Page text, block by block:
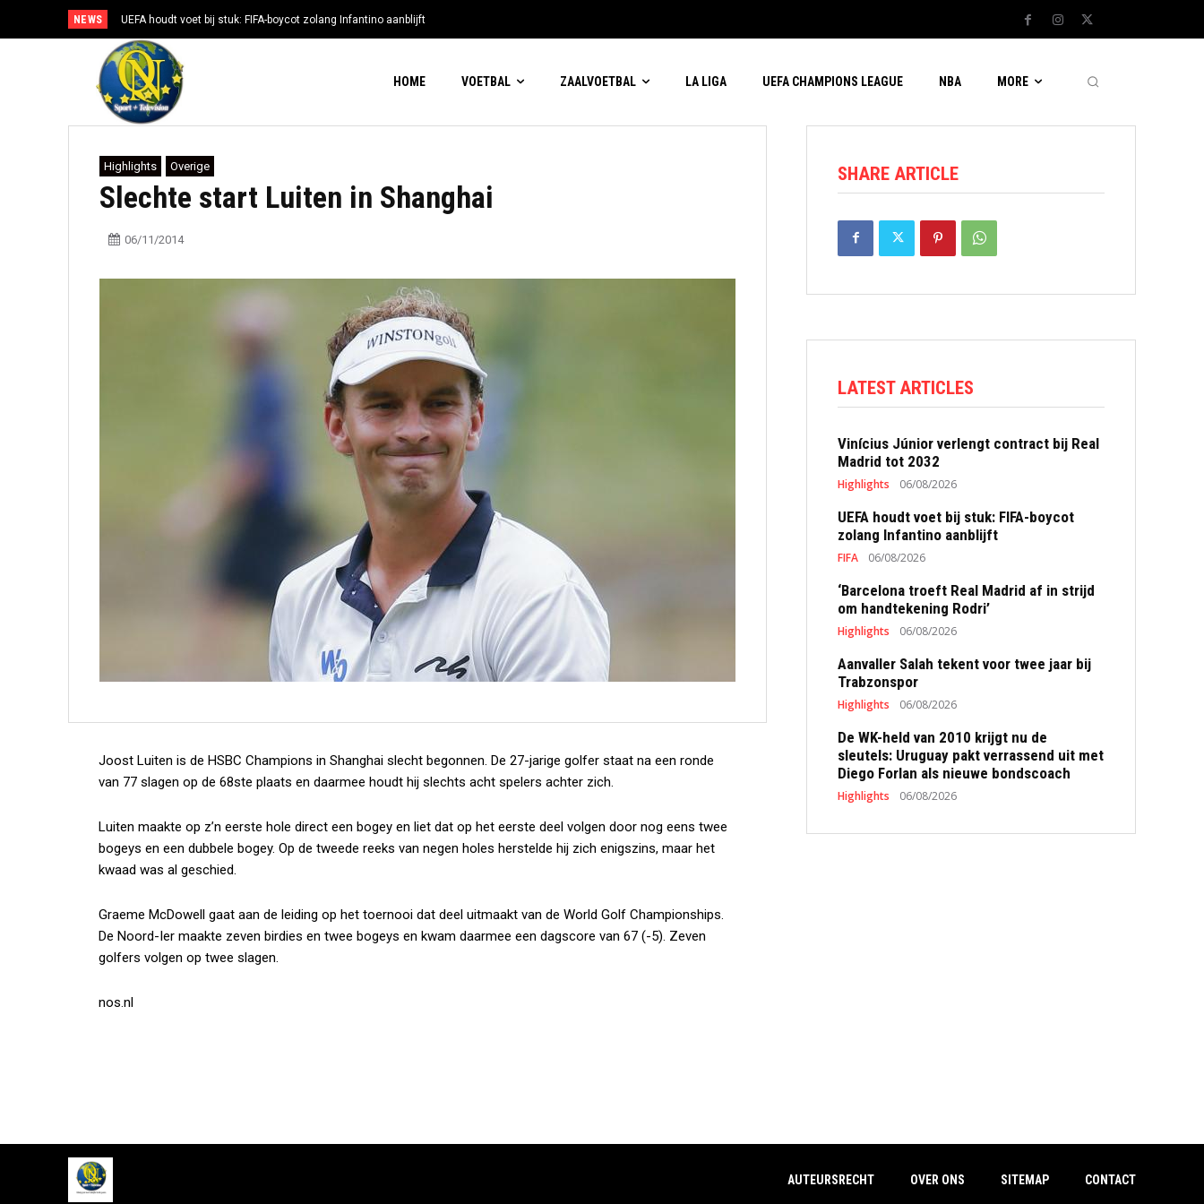
NEWS UEFA houdt voet bij stuk: FIFA-boycot zolang Infantino aanblijft
HOME VOETBAL ZAALVOETBAL LA LIGA UEFA CHAMPIONS LEAGUE NBA MORE
Highlights Overige
Slechte start Luiten in Shanghai
06/11/2014
Joost Luiten is de HSBC Champions in Shanghai slecht begonnen. De 27-jarige golfer staat na een ronde
van 77 slagen op de 68ste plaats en daarmee houdt hij slechts acht spelers achter zich.
Luiten maakte op z’n eerste hole direct een bogey en liet dat op het eerste deel volgen door nog eens twee
bogeys en een dubbele bogey. Op de tweede reeks van negen holes herstelde hij zich enigszins, maar het
kwaad was al geschied.
Graeme McDowell gaat aan de leiding op het toernooi dat deel uitmaakt van de World Golf Championships.
De Noord-Ier maakte zeven birdies en twee bogeys en kwam daarmee een dagscore van 67 (-5). Zeven
golfers volgen op twee slagen.
nos.nl
SHARE ARTICLE
LATEST ARTICLES
Vinícius Júnior verlengt contract bij Real
Madrid tot 2032
Highlights 06/08/2026
UEFA houdt voet bij stuk: FIFA-boycot
zolang Infantino aanblijft
FIFA 06/08/2026
‘Barcelona troeft Real Madrid af in strijd
om handtekening Rodri’
Highlights 06/08/2026
Aanvaller Salah tekent voor twee jaar bij
Trabzonspor
Highlights 06/08/2026
De WK-held van 2010 krijgt nu de
sleutels: Uruguay pakt verrassend uit met
Diego Forlan als nieuwe bondscoach
Highlights 06/08/2026
AUTEURSRECHT OVER ONS SITEMAP CONTACT